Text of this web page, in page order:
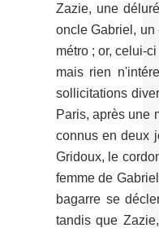
Zazie, une
oncle Gabriel, un
métro ; or, celui-
mais rien
sollicitations
Paris, après une
connus en deux
Gridoux, le
femme de
bagarre se
tandis que